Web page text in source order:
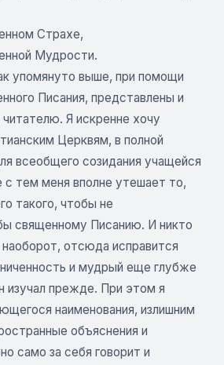
Страхе,
Мудрости.
упомянуто выше, при помощи
Писания, представлены и
Я искренне хочу
Церквям, в полной
всеобщего созидания учащейся
тем меня вполне утешает то,
такого, чтобы не
священному Писанию. И никто
отсюда исправится
и мудрый еще глубже
изучал прежде. При этом я
наименования, излишним
объяснения и
само за себя говорит и